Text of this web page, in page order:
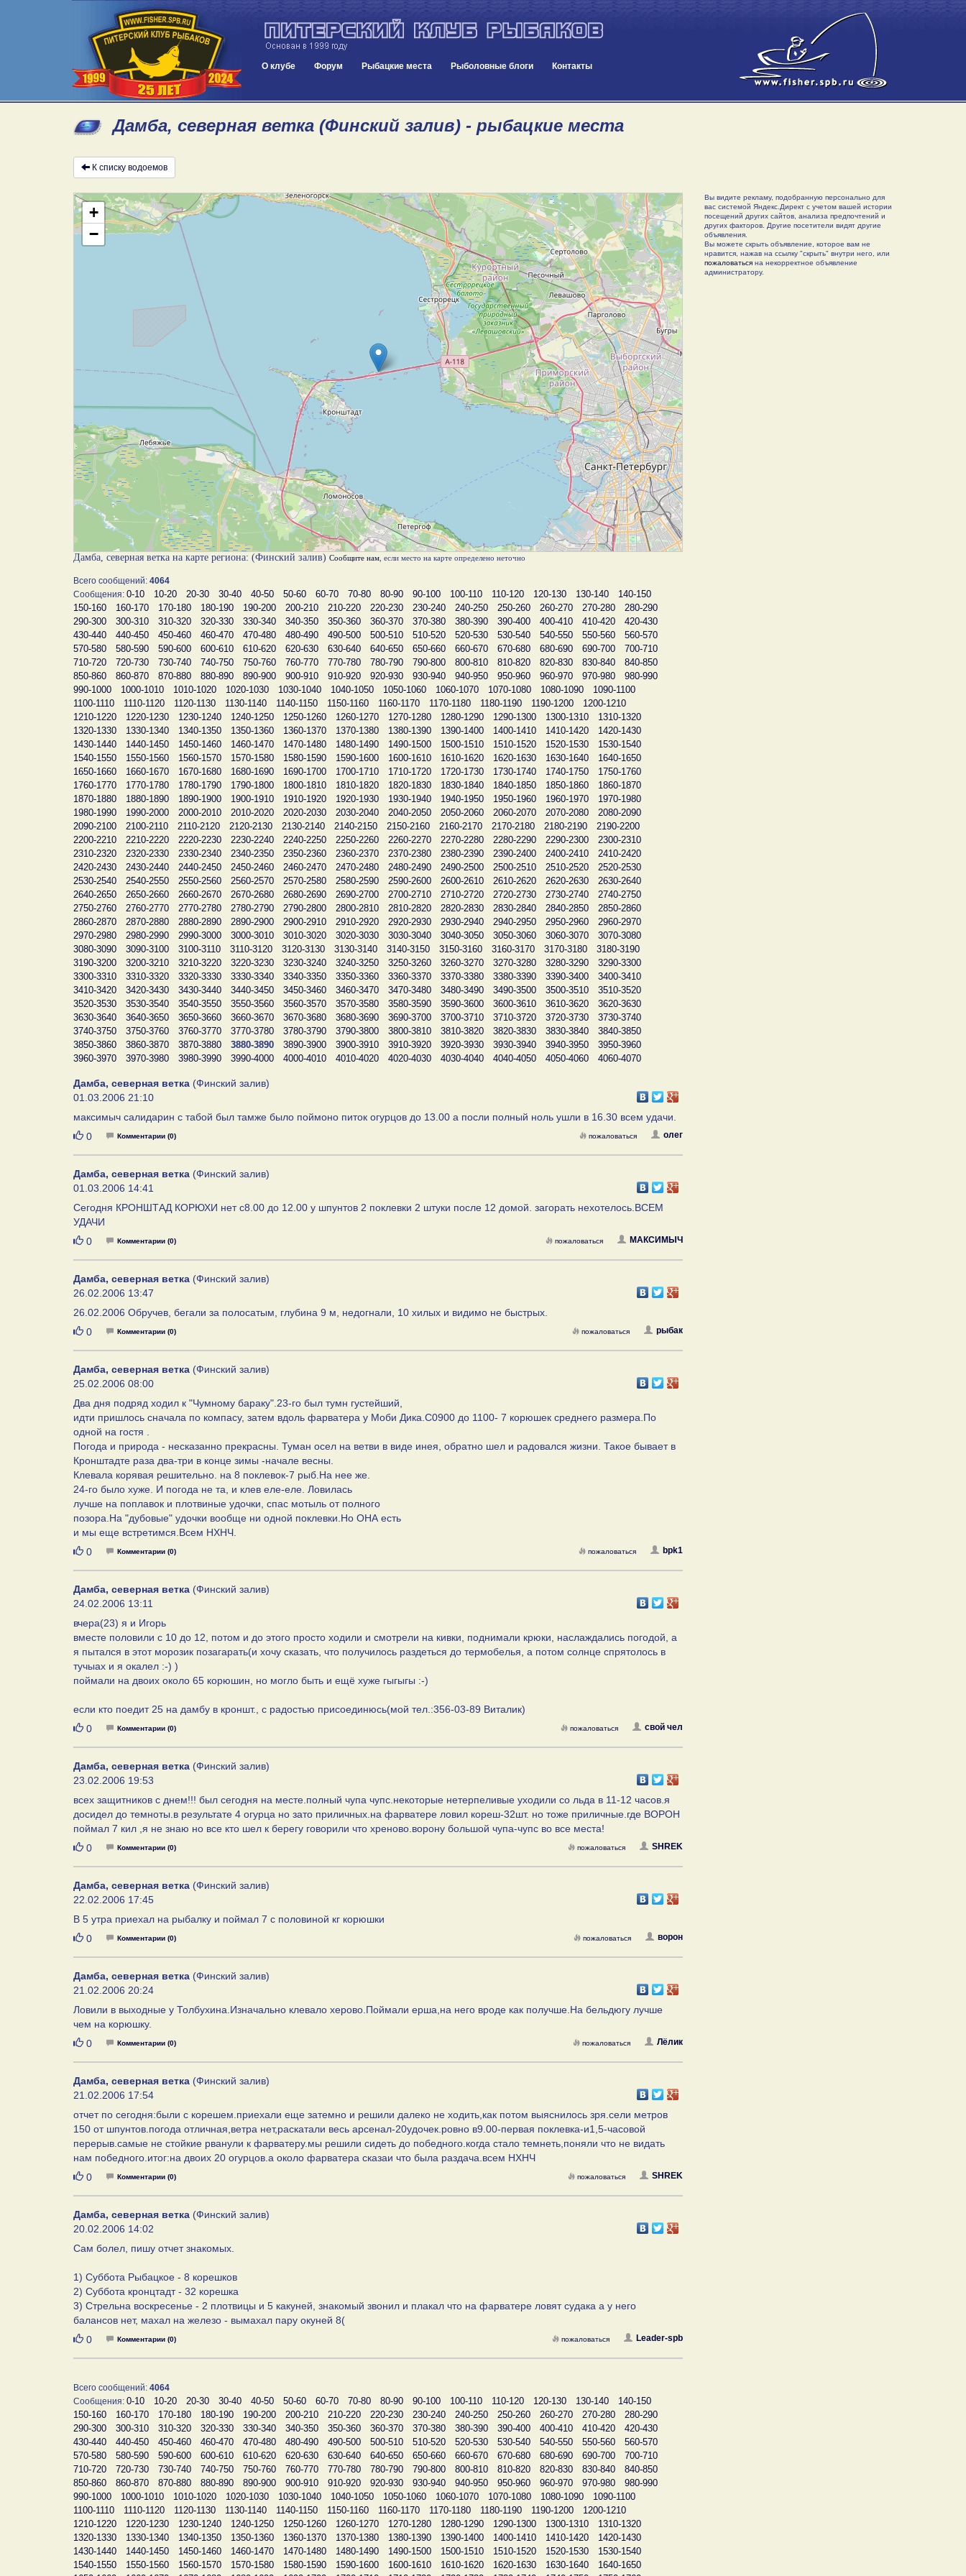
О клубе Форум Рыбацкие места Рыболовные блоги Контакты
Дамба, северная ветка (Финский залив) - рыбацкие места
К списку водоемов
+
−
Дамба, северная ветка на карте региона: (Финский залив) Сообщите нам , если место на карте определено неточно
Всего сообщений: 4064
Сообщения: 0-10 10-20 20-30 30-40 40-50 50-60 60-70 70-80 80-90 90-100 100-110 110-120 120-130 130-140
140-150
150-160
160-170 170-180 180-190 190-200 200-210 210-220 220-230 230-240 240-250 250-260 260-270 270-280
280-290
290-300
300-310 310-320 320-330 330-340 340-350 350-360 360-370 370-380 380-390 390-400 400-410 410-420
420-430
430-440
440-450 450-460 460-470 470-480 480-490 490-500 500-510 510-520 520-530 530-540 540-550 550-560
560-570
570-580
580-590 590-600 600-610 610-620 620-630 630-640 640-650 650-660 660-670 670-680 680-690 690-700
700-710
710-720
720-730 730-740 740-750 750-760 760-770 770-780 780-790 790-800 800-810 810-820 820-830 830-840
840-850
850-860
860-870 870-880 880-890 890-900 900-910 910-920 920-930 930-940 940-950 950-960 960-970 970-980
980-990
990-1000
1000-1010 1010-1020 1020-1030 1030-1040 1040-1050 1050-1060 1060-1070 1070-1080 1080-1090
1090-1100
1100-1110
1110-1120 1120-1130 1130-1140 1140-1150 1150-1160 1160-1170 1170-1180 1180-1190 1190-1200
1200-1210
1210-1220
1220-1230 1230-1240 1240-1250 1250-1260 1260-1270 1270-1280 1280-1290 1290-1300 1300-1310
1310-1320
1320-1330
1330-1340 1340-1350 1350-1360 1360-1370 1370-1380 1380-1390 1390-1400 1400-1410 1410-1420
1420-1430
1430-1440
1440-1450 1450-1460 1460-1470 1470-1480 1480-1490 1490-1500 1500-1510 1510-1520 1520-1530
1530-1540
1540-1550
1550-1560 1560-1570 1570-1580 1580-1590 1590-1600 1600-1610 1610-1620 1620-1630 1630-1640
1640-1650
1650-1660
1660-1670 1670-1680 1680-1690 1690-1700 1700-1710 1710-1720 1720-1730 1730-1740 1740-1750
1750-1760
1760-1770
1770-1780 1780-1790 1790-1800 1800-1810 1810-1820 1820-1830 1830-1840 1840-1850 1850-1860
1860-1870
1870-1880
1880-1890 1890-1900 1900-1910 1910-1920 1920-1930 1930-1940 1940-1950 1950-1960 1960-1970
1970-1980
1980-1990
1990-2000 2000-2010 2010-2020 2020-2030 2030-2040 2040-2050 2050-2060 2060-2070 2070-2080
2080-2090
2090-2100
2100-2110 2110-2120 2120-2130 2130-2140 2140-2150 2150-2160 2160-2170 2170-2180 2180-2190
2190-2200
2200-2210
2210-2220 2220-2230 2230-2240 2240-2250 2250-2260 2260-2270 2270-2280 2280-2290 2290-2300
2300-2310
2310-2320
2320-2330 2330-2340 2340-2350 2350-2360 2360-2370 2370-2380 2380-2390 2390-2400 2400-2410
2410-2420
2420-2430
2430-2440 2440-2450 2450-2460 2460-2470 2470-2480 2480-2490 2490-2500 2500-2510 2510-2520
2520-2530
2530-2540
2540-2550 2550-2560 2560-2570 2570-2580 2580-2590 2590-2600 2600-2610 2610-2620 2620-2630
2630-2640
2640-2650
2650-2660 2660-2670 2670-2680 2680-2690 2690-2700 2700-2710 2710-2720 2720-2730 2730-2740
2740-2750
2750-2760
2760-2770 2770-2780 2780-2790 2790-2800 2800-2810 2810-2820 2820-2830 2830-2840 2840-2850
2850-2860
2860-2870
2870-2880 2880-2890 2890-2900 2900-2910 2910-2920 2920-2930 2930-2940 2940-2950 2950-2960
2960-2970
2970-2980
2980-2990 2990-3000 3000-3010 3010-3020 3020-3030 3030-3040 3040-3050 3050-3060 3060-3070
3070-3080
3080-3090
3090-3100 3100-3110 3110-3120 3120-3130 3130-3140 3140-3150 3150-3160 3160-3170 3170-3180
3180-3190
3190-3200
3200-3210 3210-3220 3220-3230 3230-3240 3240-3250 3250-3260 3260-3270 3270-3280 3280-3290
3290-3300
3300-3310
3310-3320 3320-3330 3330-3340 3340-3350 3350-3360 3360-3370 3370-3380 3380-3390 3390-3400
3400-3410
3410-3420
3420-3430 3430-3440 3440-3450 3450-3460 3460-3470 3470-3480 3480-3490 3490-3500 3500-3510
3510-3520
3520-3530
3530-3540 3540-3550 3550-3560 3560-3570 3570-3580 3580-3590 3590-3600 3600-3610 3610-3620
3620-3630
3630-3640
3640-3650 3650-3660 3660-3670 3670-3680 3680-3690 3690-3700 3700-3710 3710-3720 3720-3730
3730-3740
3740-3750
3750-3760 3760-3770 3770-3780 3780-3790 3790-3800 3800-3810 3810-3820 3820-3830 3830-3840
3840-3850
3850-3860
3860-3870 3870-3880 3880-3890 3890-3900 3900-3910 3910-3920 3920-3930 3930-3940 3940-3950
3950-3960
3960-3970
3970-3980 3980-3990 3990-4000 4000-4010 4010-4020 4020-4030 4030-4040 4040-4050 4050-4060 4060-4070
Дамба, северная ветка (Финский залив)
01.03.2006 21:10
максимыч салидарин с табой был тамже было поймоно питок огурцов до 13.00 а посли полный ноль ушли в 16.30 всем удачи.
Нравится
0 Комментарии (0) олег
пожаловаться
Дамба, северная ветка (Финский залив)
01.03.2006 14:41
Сегодня КРОНШТАД КОРЮХИ нет с8.00 до 12.00 у шпунтов 2 поклевки 2 штуки после 12 домой. загорать нехотелось.ВСЕМ
УДАЧИ
Нравится
0 Комментарии (0) МАКСИМЫЧ
пожаловаться
Дамба, северная ветка (Финский залив)
26.02.2006 13:47
26.02.2006 Обручев, бегали за полосатым, глубина 9 м, недогнали, 10 хилых и видимо не быстрых.
Нравится
0 Комментарии (0) рыбак
пожаловаться
Дамба, северная ветка (Финский залив)
25.02.2006 08:00
Два дня подряд ходил к "Чумному бараку".23-го был тумн густейший,
идти пришлось сначала по компасу, затем вдоль фарватера у Моби Дика.С0900 до 1100- 7 корюшек среднего размера.По
одной на гостя .
Погода и природа - несказанно прекрасны. Туман осел на ветви в виде инея, обратно шел и радовался жизни. Такое бывает в
Кронштадте раза два-три в конце зимы -начале весны.
Клевала корявая решительно. на 8 поклевок-7 рыб.На нее же.
24-го было хуже. И погода не та, и клев еле-еле. Ловилась
лучше на поплавок и плотвиные удочки, спас мотыль от полного
позора.На "дубовые" удочки вообще ни одной поклевки.Но ОНА есть
и мы еще встретимся.Всем НХНЧ.
Нравится
0 Комментарии (0) bpk1
пожаловаться
Дамба, северная ветка (Финский залив)
24.02.2006 13:11
вчера(23) я и Игорь
вместе половили с 10 до 12, потом и до этого просто ходили и смотрели на кивки, поднимали крюки, наслаждались погодой, а
я пытался в этот морозик позагарать(и хочу сказать, что получилось раздеться до термобелья, а потом солнце спрятолось в
тучыах и я окалел :-) )
поймали на двоих около 65 корюшин, но могло быть и ещё хуже гыгыгы :-)
если кто поедит 25 на дамбу в кроншт., с радостью присоединюсь(мой тел.:356-03-89 Виталик)
Нравится
0 Комментарии (0) свой чел
пожаловаться
Дамба, северная ветка (Финский залив)
23.02.2006 19:53
всех защитников с днем!!! был сегодня на месте.полный чупа чупс.некоторые нетерпеливые уходили со льда в 11-12 часов.я
досидел до темноты.в результате 4 огурца но зато приличных.на фарватере ловил кореш-32шт. но тоже приличные.где ВОРОН
поймал 7 кил ,я не знаю но все кто шел к берегу говорили что хреново.ворону большой чупа-чупс во все места!
Нравится
0 Комментарии (0) SHREK
пожаловаться
Дамба, северная ветка (Финский залив)
22.02.2006 17:45
B 5 утра приехал на рыбалку и поймал 7 с половиной кг корюшки
Нравится
0 Комментарии (0) ворон
пожаловаться
Дамба, северная ветка (Финский залив)
21.02.2006 20:24
Ловили в выходные у Толбухина.Изначально клевало херово.Поймали ерша,на него вроде как получше.На бельдюгу лучше
чем на корюшку.
Нравится
0 Комментарии (0) Лёлик
пожаловаться
Дамба, северная ветка (Финский залив)
21.02.2006 17:54
отчет по сегодня:были с корешем.приехали еще затемно и решили далеко не ходить,как потом выяснилось зря.сели метров
150 от шпунтов.погода отличная,ветра нет,раскатали весь арсенал-20удочек.ровно в9.00-первая поклевка-и1,5-часовой
перерыв.самые не стойкие рванули к фарватеру.мы решили сидеть до победного.когда стало темнеть,поняли что не видать
нам победного.итог:на двоих 20 огурцов.а около фарватера сказаи что была раздача.всем НХНЧ
Нравится
0 Комментарии (0) SHREK
пожаловаться
Дамба, северная ветка (Финский залив)
20.02.2006 14:02
Сам болел, пишу отчет знакомых.
1) Суббота Рыбацкое - 8 корешков
2) Суббота кронцтадт - 32 корешка
3) Стрельна воскресенье - 2 плотвицы и 5 какуней, знакомый звонил и плакал что на фарватере ловят судака а у него
балансов нет, махал на железо - вымахал пару окуней 8(
Нравится
0 Комментарии (0) Leader-spb
пожаловаться
Всего сообщений: 4064
Сообщения: 0-10 10-20 20-30 30-40 40-50 50-60 60-70 70-80 80-90 90-100 100-110 110-120 120-130 130-140
140-150
150-160
160-170 170-180 180-190 190-200 200-210 210-220 220-230 230-240 240-250 250-260 260-270 270-280
280-290
290-300
300-310 310-320 320-330 330-340 340-350 350-360 360-370 370-380 380-390 390-400 400-410 410-420
420-430
430-440
440-450 450-460 460-470 470-480 480-490 490-500 500-510 510-520 520-530 530-540 540-550 550-560
560-570
570-580
580-590 590-600 600-610 610-620 620-630 630-640 640-650 650-660 660-670 670-680 680-690 690-700
700-710
710-720
720-730 730-740 740-750 750-760 760-770 770-780 780-790 790-800 800-810 810-820 820-830 830-840
840-850
850-860
860-870 870-880 880-890 890-900 900-910 910-920 920-930 930-940 940-950 950-960 960-970 970-980
980-990
990-1000
1000-1010 1010-1020 1020-1030 1030-1040 1040-1050 1050-1060 1060-1070 1070-1080 1080-1090
1090-1100
1100-1110
1110-1120 1120-1130 1130-1140 1140-1150 1150-1160 1160-1170 1170-1180 1180-1190 1190-1200
1200-1210
1210-1220
1220-1230 1230-1240 1240-1250 1250-1260 1260-1270 1270-1280 1280-1290 1290-1300 1300-1310
1310-1320
1320-1330
1330-1340 1340-1350 1350-1360 1360-1370 1370-1380 1380-1390 1390-1400 1400-1410 1410-1420
1420-1430
1430-1440
1440-1450 1450-1460 1460-1470 1470-1480 1480-1490 1490-1500 1500-1510 1510-1520 1520-1530
1530-1540
1540-1550
1550-1560 1560-1570 1570-1580 1580-1590 1590-1600 1600-1610 1610-1620 1620-1630 1630-1640
1640-1650
Вы видите рекламу, подобранную персонально для
вас системой Яндекс.Директ с учетом вашей истории
посещений других сайтов, анализа предпочтений и
других факторов. Другие посетители видят другие
объявления.
Вы можете скрыть объявление, которое вам не
нравится, нажав на ссылку "скрыть" внутри него, или
пожаловатьсяна некорректное объявление
администратору.